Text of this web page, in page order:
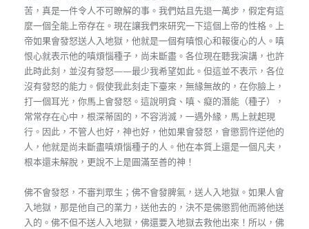
苦，真是一件令人不可瞭解的事。我們姑且先退一萬步，假定有這
麼一個全能上帝存在。現在讓我們來研究一下這個上帝的性格。上
帝如果會發怒送人入地獄，他就是一個有嗔恨心和報復心的人。嗔
恨心就表示他的嗔煩惱種子，尚未斷盡。各位現在聽我演講，也許
此時此刻，並沒有發怒——最少我希望如此。但這並不表示，各位
沒有發怒的能力。假使我此刻走下臺來，無緣無故的，在你臉上，
打一個耳光，你馬上會發怒。這說明貪、嗔、癡的潛能（種子），
常常存在心中，根深蒂固的，不容消滅，一遇外緣，馬上就起現
行。因此，不管人也好，神也好，他如果會發怒，會懲罰忤逆他的
人，他就是尚未斷盡嗔煩惱種子的人。他在本質上還是一個凡夫，
根本還未解脫，更說不上是圓滿至善的神！
佛不會發怒，不審判眾生；佛不會發脾氣，送人入地獄。如果人會
入地獄，那是他自己的業力，送他去的，決不是佛懲罰他而將他送
入的。佛不但不送人入地獄，佛還要入地獄去救他出來！所以，佛